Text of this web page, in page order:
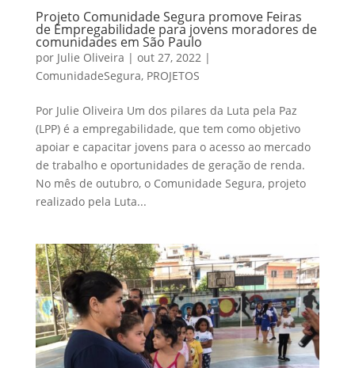
Projeto Comunidade Segura promove Feiras
de Empregabilidade para jovens moradores de
comunidades em São Paulo
por Julie Oliveira | out 27, 2022|
ComunidadeSegura, PROJETOS
Por Julie Oliveira Um dos pilares da Luta pela Paz
(LPP) é a empregabilidade, que tem como objetivo
apoiar e capacitar jovens para o acesso ao mercado
de trabalho e oportunidades de geração de renda.
No mês de outubro, o Comunidade Segura, projeto
realizado pela Luta...